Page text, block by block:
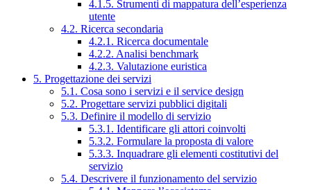
4.1.5. Strumenti di mappatura dell’esperienza
utente
4.2. Ricerca secondaria
4.2.1. Ricerca documentale
4.2.2. Analisi benchmark
4.2.3. Valutazione euristica
5. Progettazione dei servizi
5.1. Cosa sono i servizi e il service design
5.2. Progettare servizi pubblici digitali
5.3. Definire il modello di servizio
5.3.1. Identificare gli attori coinvolti
5.3.2. Formulare la proposta di valore
5.3.3. Inquadrare gli elementi costitutivi del
servizio
5.4. Descrivere il funzionamento del servizio